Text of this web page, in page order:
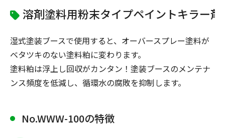
溶剤塗料用粉末タイプペイントキラー
湿式塗装ブースで使用すると、オーバースプレー塗料が
ベタツキのない塗料粕に変わります。
塗料粕は浮上し回収がカンタン！塗装ブースのメンテナ
ンス頻度を低減し、循環水の腐敗を抑制します。
No.WWW-100の特徴